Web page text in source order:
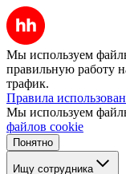
Мы используем
правильную работу
трафик.
Правила
Мы используем
файлов cookie
Понятно
Ищу сотрудника